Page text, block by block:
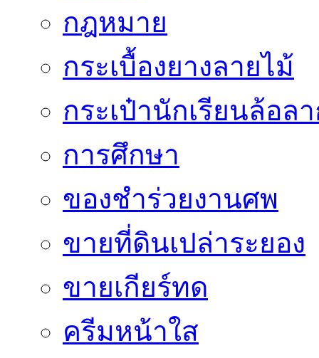
กฎหมาย
กระเบื้องยางลายไม้
กระเป๋านักเรียนล้อล
การศึกษา
ของชำร่วยงานศพ
ขายที่ดินเปล่าระยอง
ขายเกียร์ทด
ครีมหน้าใส